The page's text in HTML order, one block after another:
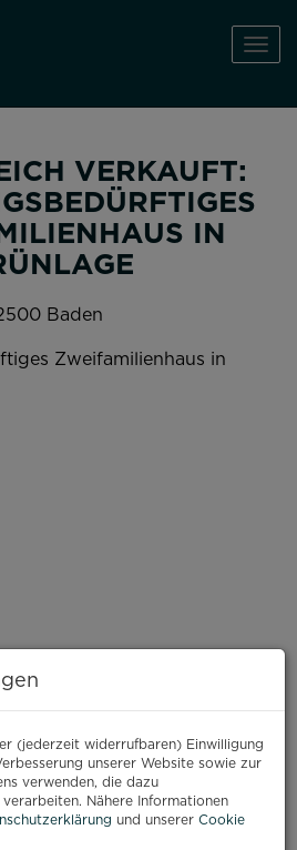
VERKAUFT:
IN
Baden
(jederzeit widerrufbaren) Einwilligung
unserer Website sowie zur
verwenden, die dazu
Nähere Informationen
und unserer Cookie